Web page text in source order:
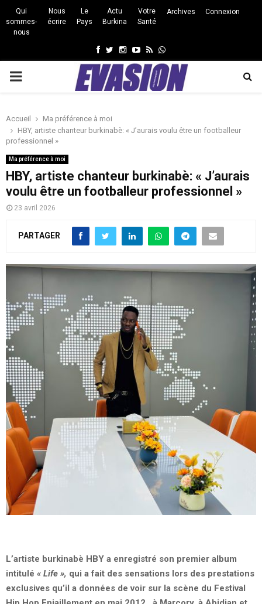
Qui
sommes-
nous
Nous
écrire
Le
Pays
Actu
Burkina
Votre
Santé
Archives Connexion
Facebook
Twitter
Instagram
Youtube
RssWhatsapp
PRIMARY
Accueil
Ma préférence à moi
HBY, artiste chanteur burkinabè: « J’aurais voulu être un footballeur
professionnel »
Ma préférence à moi
HBY, artiste chanteur burkinabè: « J’aurais
voulu être un footballeur professionnel »
23 avril 2026
PARTAGER
L’artiste burkinabè HBY a enregistré son premier album
intitulé « Life », qui a fait des sensations lors des prestations
exclusives qu’il a données de voir sur la scène du Festival